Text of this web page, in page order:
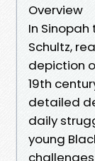
Overview
In
Schultz,
depiction
19th
detailed
daily
young